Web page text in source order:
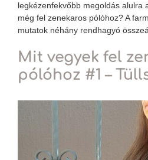
legkézenfekvőbb megoldás alulra
még fel zenekaros pólóhoz? A
mutatok néhány rendhagyó
Mit vegyek fel
pólóhoz #1 –